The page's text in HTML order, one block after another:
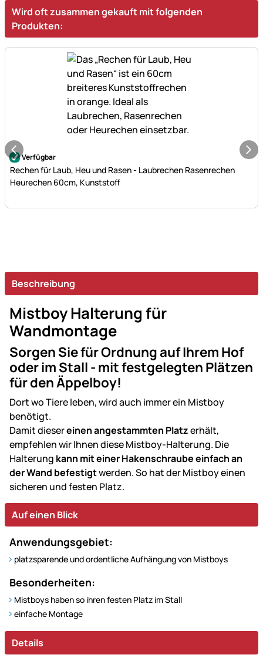
Wird oft zusammen gekauft mit folgenden
Produkten:
Noch keine Bewertungen abgegeben
Verfügbar
Rechen für Laub, Heu und Rasen - Laubrechen Rasenrechen
Heurechen 60cm, Kunststoff
Beschreibung
Mistboy Halterung für
Wandmontage
Sorgen Sie für Ordnung auf Ihrem Hof
oder im Stall - mit festgelegten Plätzen
für den Äppelboy!
Dort wo Tiere leben, wird auch immer ein Mistboy
benötigt.
Damit diesereinen angestammten Platzerhält,
empfehlen wir Ihnen diese Mistboy-Halterung. Die
Halterung kann mit einer Hakenschraube einfach an
der Wand befestigtwerden. So hat der Mistboy einen
sicheren und festen Platz.
Auf einen Blick
Anwendungsgebiet:
platzsparende und ordentliche Aufhängung von Mistboys
Besonderheiten:
Mistboys haben so ihren festen Platz im Stall
einfache Montage
Details